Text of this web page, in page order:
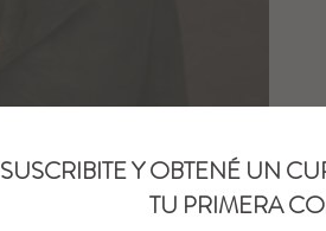
SUSCRIBITE Y OBTENÉ UN
TU PRIMERA